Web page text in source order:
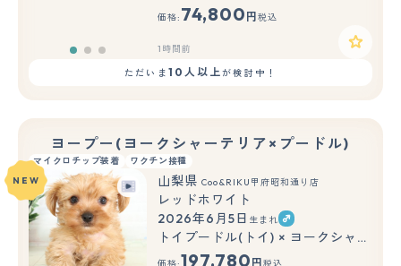
価格: 74,800 円 税込
1時間前
ただいま 10人以上が検討中！
ヨープー(ヨークシャーテリア×プードル)
マイクロチップ装着
ワクチン接種
NEW
山梨県 Coo&RIKU甲府昭和通り店
レッドホワイト
2026年6月5日 生まれ
トイプードル(トイ) × ヨークシャーテリア
価格:197,780 円 税込